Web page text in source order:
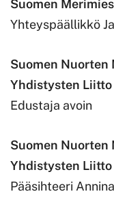
Suomen
Yhteyspäällikkö
Suomen
Yhdistysten Liitto
Edustaja avoin
Suomen
Yhdistysten Liitto
Pääsihteeri